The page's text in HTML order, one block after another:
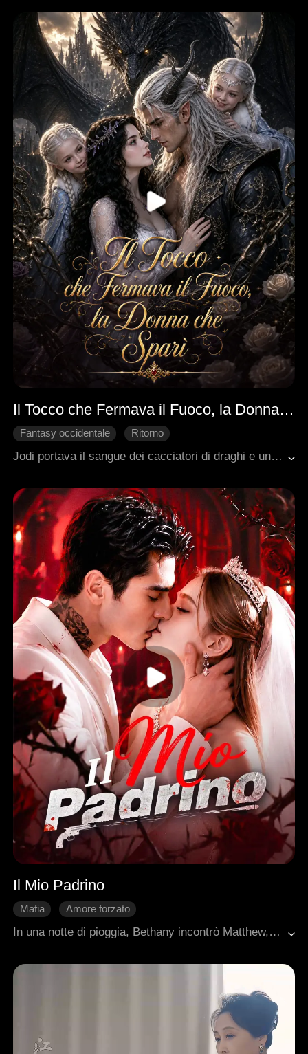
Il Tocco che Fermava il Fuoco, la Donna che Sparì
Fantasy occidentale
Ritorno
Amore difficile da conquistare
Jodi portava il sangue dei cacciatori di draghi e un marchio che la rendeva brutta. Il suo fidanzato Paul la lasciò per quello. Poi incontrò Nick, il Signore del Regno Ardente, condannato a bruciare vivo per un secolo. Il suo tocco era l'unica cosa che poteva fermare il fuoco. Una notte, se ne andò incinta di due gemelli. Cinque anni dopo, Jodi tornò nelle Terre dei Draghi per ritrovare le sue figlie. Il suo marchio era scomparso. Il suo volto era cambiato. Nessuno la riconobbe. Melody aveva avvelenato la mente di Nick con le bugie. La sua stessa famiglia la attaccava a ogni passo. Quando Nick scoprì la verità, trovò la sua compagna predestinata nella donna che aveva ferito. Insieme, distrussero le cospirazioni, salvarono le loro figlie, e si scelsero. Per sempre.
Il Mio Padrino
Mafia
Amore forzato
Dolcezza
In una notte di pioggia, Bethany incontrò Matthew, l'enigmatico capo di una potente famiglia gangster. Appena la vide, Matthew se ne innamorò e la inseguì con una determinazione implacabile. Col passare del tempo, Bethany si ritrovò innamorata di lui, nonostante i pericoli che circondavano il suo mondo.